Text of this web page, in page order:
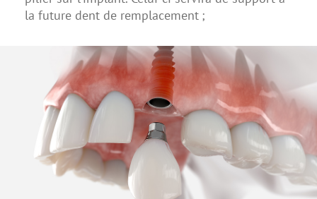
la future dent de remplacement ;